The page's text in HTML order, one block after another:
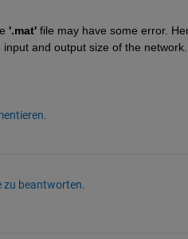
'.mat' file may have some error.
and output size of the network.
zu beantworten.